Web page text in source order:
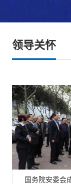
领导关怀
国务院安委会